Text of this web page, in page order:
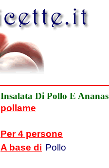
Insalata Di Pollo E Ananas
pollame
Per 4 persone
A base di Pollo